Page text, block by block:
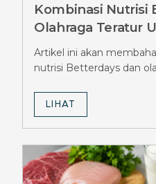
Kombinasi Nutrisi
Olahraga Teratur
Hasil Diet
Strateginya
Artikel ini akan
nutrisi Betterdays dan
LIHAT